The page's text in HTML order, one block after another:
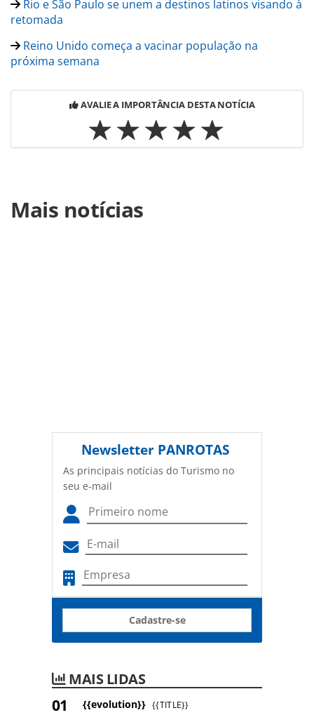
Rio e São Paulo se unem a destinos latinos visando à
retomada
Reino Unido começa a vacinar população na
próxima semana
AVALIE A IMPORTÂNCIA DESTA NOTÍCIA
https://www.panrotas.com.br/coronavirus/mercado/
manual-em-video-para-dar-confianca-a-seu-
Mais notícias
Newsletter PANROTAS
As principais notícias do Turismo no
seu e-mail
Cadastre-se
MAIS LIDAS
{{evolution}} {{TITLE}}